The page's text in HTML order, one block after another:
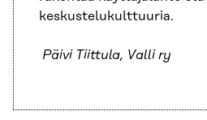
keskustelukulttuuria.
Päivi Tiittula, Valli ry